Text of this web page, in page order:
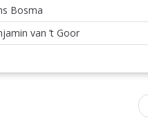
Bosma
van ’t Goor